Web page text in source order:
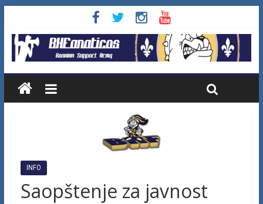
INFO
Saopštenje za javnost